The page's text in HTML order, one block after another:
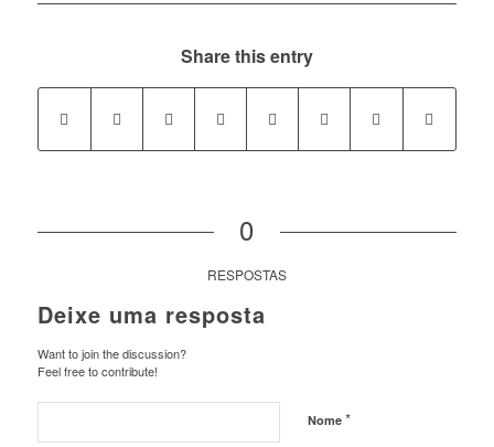
Share this entry
0
RESPOSTAS
Deixe uma resposta
Want to join the discussion?
Feel free to contribute!
Nome *